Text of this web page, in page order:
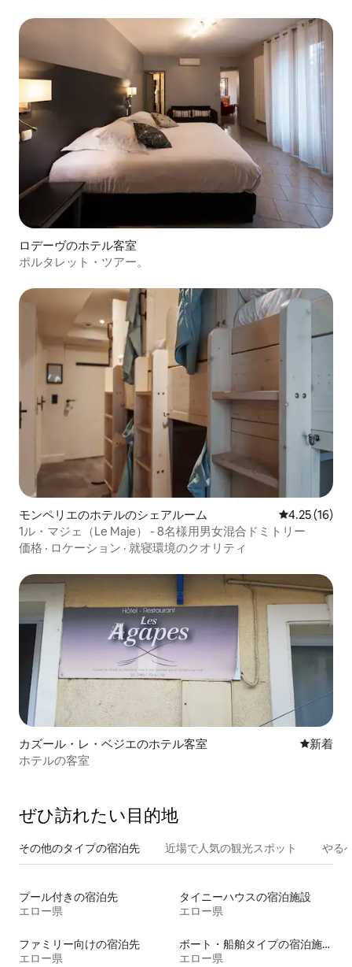
ロデーヴのホテル客室
ポルタレット・ツアー。
モンペリエのホテルのシェアルーム レビュー16
4.25 (16)
1ル・マジェ（Le Maje） - 8名様用男女混合ドミトリー
価格 · ロケーション · 就寝環境のクオリティ
カズール・レ・ベジエのホテル客室 新しい宿
新着
ホテルの客室
ぜひ訪⁠れ⁠た⁠い目⁠的⁠地
その他のタ⁠イ⁠プ⁠の宿⁠泊⁠先 近場で人気の観光スポット やる
プール付きの宿泊先
エロー県
タイニーハウスの宿泊施設
エロー県
ファミリー向けの宿泊先
エロー県
ボート・船舶タイプの宿泊施設
エロー県